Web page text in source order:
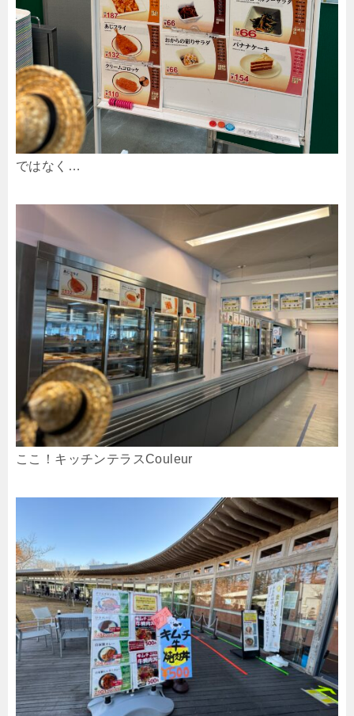
ではなく…
ここ！キッチンテラスCouleur